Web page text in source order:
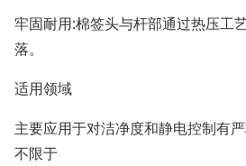
牢固耐用:棉签头与杆部通过热压工
落。
适用领域
主要应用于对洁净度和静电控制有
不限于